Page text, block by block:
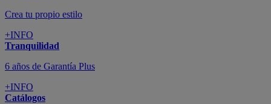
Crea tu propio estilo
+INFO
Tranquilidad
6 años de Garantía Plus
+INFO
Catálogos